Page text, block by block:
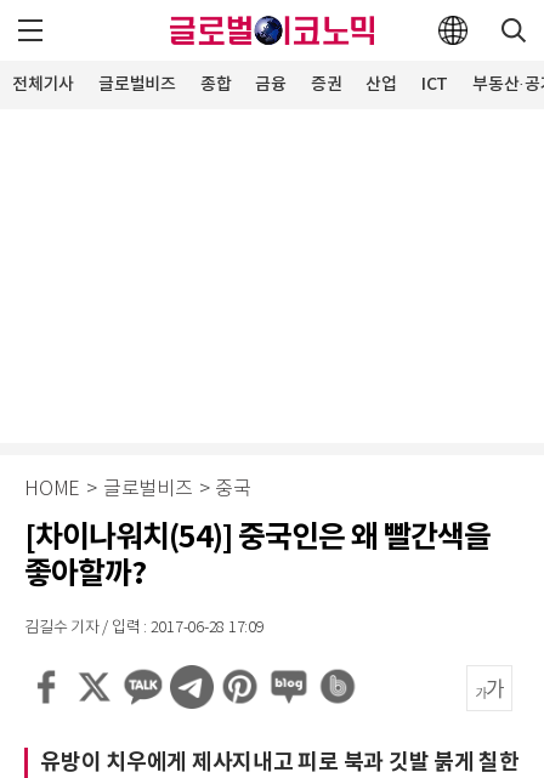
전체기사 글로벌비즈 종합 금융 증권 산업 ICT 부동산·
HOME > 글로벌비즈 > 중국
[차이나워치(54)] 중국인은 왜 빨간색을
좋아할까?
김길수 기자 / 입력 : 2017-06-28 17:09
유방이 치우에게 제사지내고 피로 북과 깃발 붉게 칠한